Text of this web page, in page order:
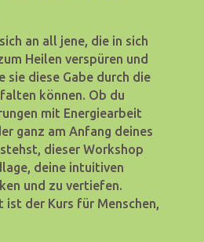
an all jene, die in sich
Heilen verspüren und
sie diese Gabe durch die
können. Ob du
mit Energiearbeit
ganz am Anfang deines
dieser Workshop
deine intuitiven
und zu vertiefen.
ist der Kurs für Menschen,